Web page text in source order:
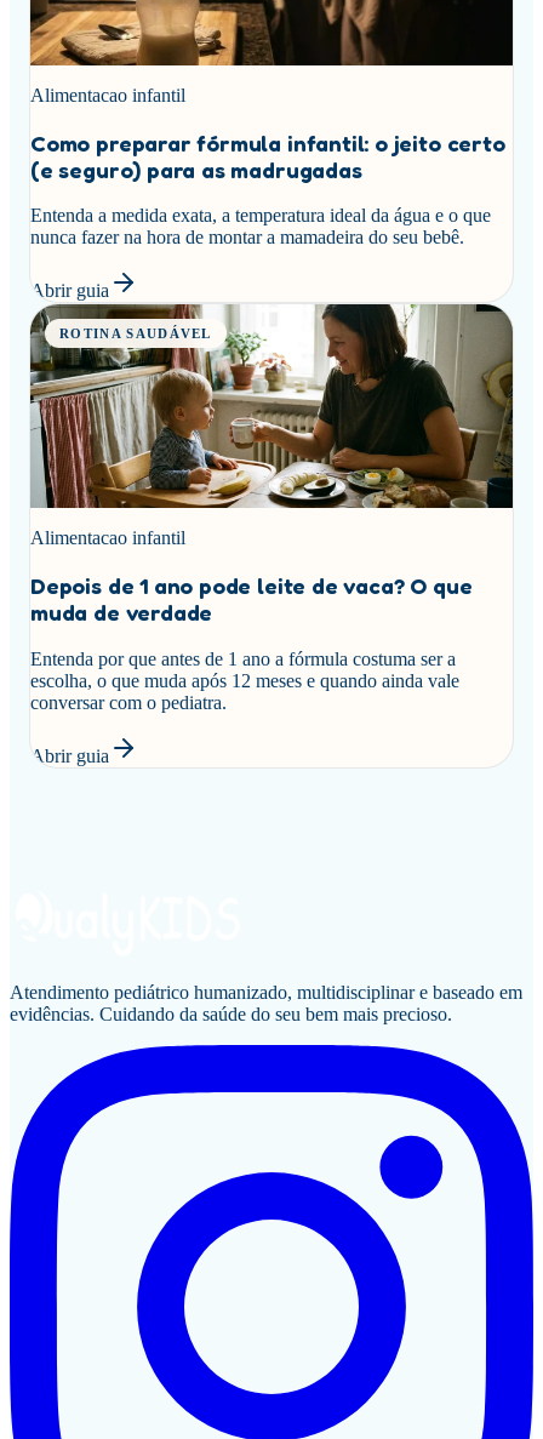
Alimentacao infantil
Como preparar fórmula infantil: o jeito certo
(e seguro) para as madrugadas
Entenda a medida exata, a temperatura ideal da água e o que
nunca fazer na hora de montar a mamadeira do seu bebê.
Abrir guia
ROTINA SAUDÁVEL
Alimentacao infantil
Depois de 1 ano pode leite de vaca? O que
muda de verdade
Entenda por que antes de 1 ano a fórmula costuma ser a
escolha, o que muda após 12 meses e quando ainda vale
conversar com o pediatra.
Abrir guia
Atendimento pediátrico humanizado, multidisciplinar e baseado em
evidências. Cuidando da saúde do seu bem mais precioso.